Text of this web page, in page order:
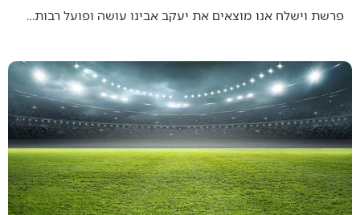
פרשת וישלח אנו מוצאים את יעקב אבינו עושה ופועל רבות…